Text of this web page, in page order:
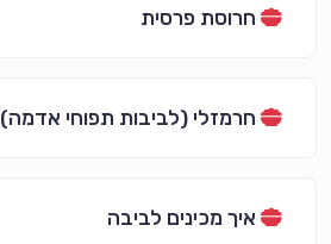
חרוסת פרסית
חרמזלי (לביבות תפוחי אדמה)
איך מכינים לביבה